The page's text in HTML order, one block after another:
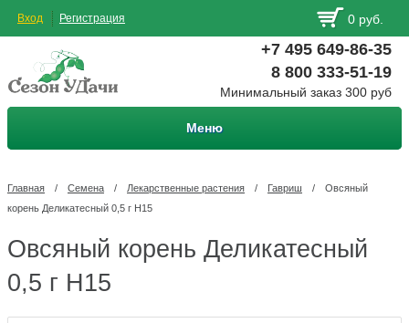
Вход Регистрация 0 руб.
+7 495 649-86-35
8 800 333-51-19
Минимальный заказ 300 руб
Меню
Главная / Семена / Лекарственные растения / Гавриш /
Овсяный
корень Деликатесный 0,5 г Н15
Овсяный корень Деликатесный
0,5 г Н15